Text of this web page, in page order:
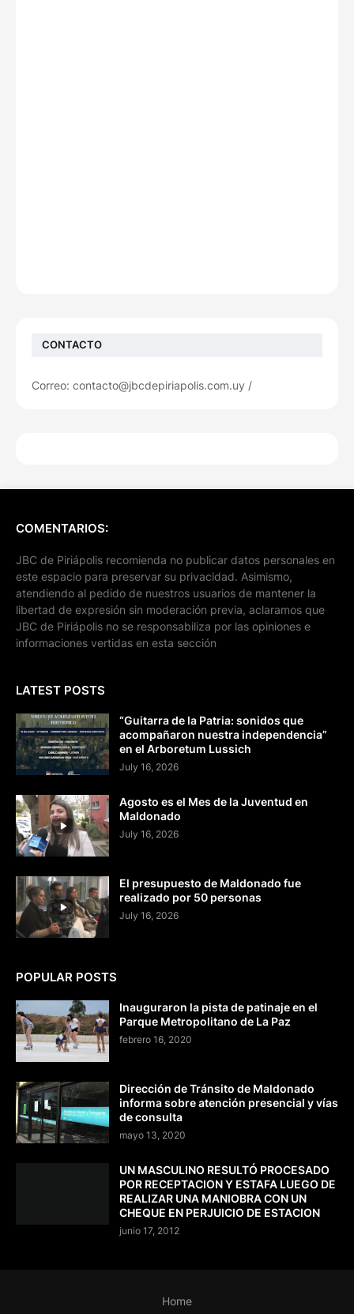
CONTACTO
Correo: contacto@jbcdepiriapolis.com.uy /
COMENTARIOS:
JBC de Piriápolis recomienda no publicar datos personales en
este espacio para preservar su privacidad. Asimismo,
atendiendo al pedido de nuestros usuarios de mantener la
libertad de expresión sin moderación previa, aclaramos que
JBC de Piriápolis no se responsabiliza por las opiniones e
informaciones vertidas en esta sección
LATEST POSTS
“Guitarra de la Patria: sonidos que
acompañaron nuestra independencia”
en el Arboretum Lussich
July 16, 2026
Agosto es el Mes de la Juventud en
Maldonado
July 16, 2026
El presupuesto de Maldonado fue
realizado por 50 personas
July 16, 2026
POPULAR POSTS
Inauguraron la pista de patinaje en el
Parque Metropolitano de La Paz
febrero 16, 2020
Dirección de Tránsito de Maldonado
informa sobre atención presencial y vías
de consulta
mayo 13, 2020
UN MASCULINO RESULTÓ PROCESADO
POR RECEPTACION Y ESTAFA LUEGO DE
REALIZAR UNA MANIOBRA CON UN
CHEQUE EN PERJUICIO DE ESTACION
junio 17, 2012
Home